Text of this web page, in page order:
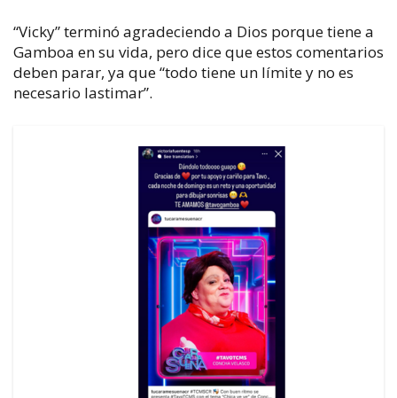
“Vicky” terminó agradeciendo a Dios porque tiene a
Gamboa en su vida, pero dice que estos comentarios
deben parar, ya que “todo tiene un límite y no es
necesario lastimar”.